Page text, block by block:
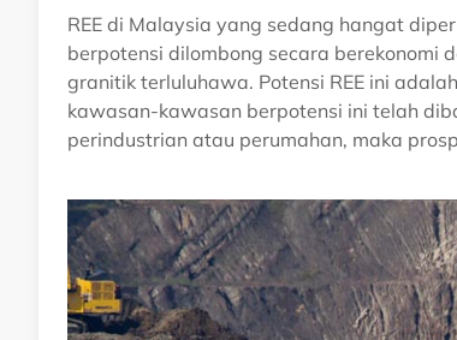
REE di Malaysia yang sedang hangat
berpotensi dilombong secara
granitik terluluhawa. Potensi REE ini
kawasan-kawasan berpotensi ini telah
perindustrian atau perumahan, maka